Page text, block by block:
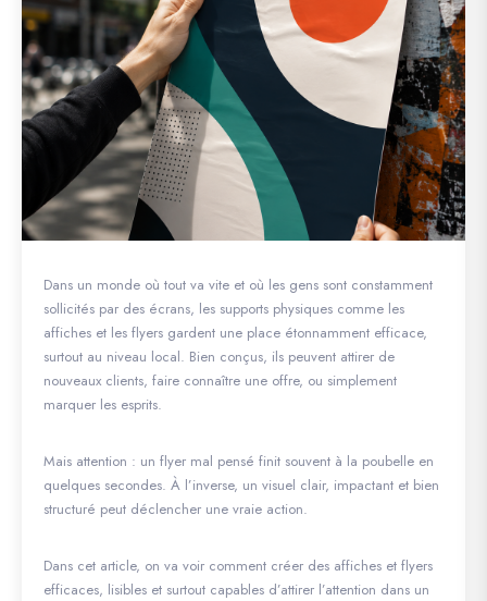
Dans un monde où tout va vite et où les gens sont constamment
sollicités par des écrans, les supports physiques comme les
affiches et les flyers gardent une place étonnamment efficace,
surtout au niveau local. Bien conçus, ils peuvent attirer de
nouveaux clients, faire connaître une offre, ou simplement
marquer les esprits.
Mais attention : un flyer mal pensé finit souvent à la poubelle en
quelques secondes. À l’inverse, un visuel clair, impactant et bien
structuré peut déclencher une vraie action.
Dans cet article, on va voir comment créer des affiches et flyers
efficaces, lisibles et surtout capables d’attirer l’attention dans un